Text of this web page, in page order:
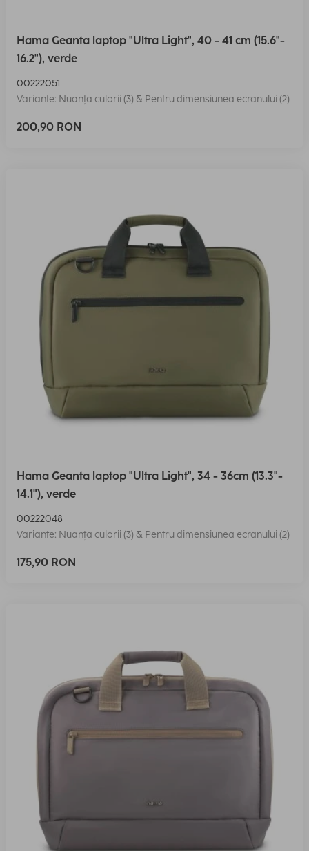
Hama Geanta laptop "Ultra Light", 40 - 41 cm (15.6"-
16.2"), verde
00222051
Variante: Nuanța culorii (3) & Pentru dimensiunea ecranului (2)
200,90 RON
Hama Geanta laptop "Ultra Light", 34 - 36cm (13.3"-
14.1"), verde
00222048
Variante: Nuanța culorii (3) & Pentru dimensiunea ecranului (2)
175,90 RON